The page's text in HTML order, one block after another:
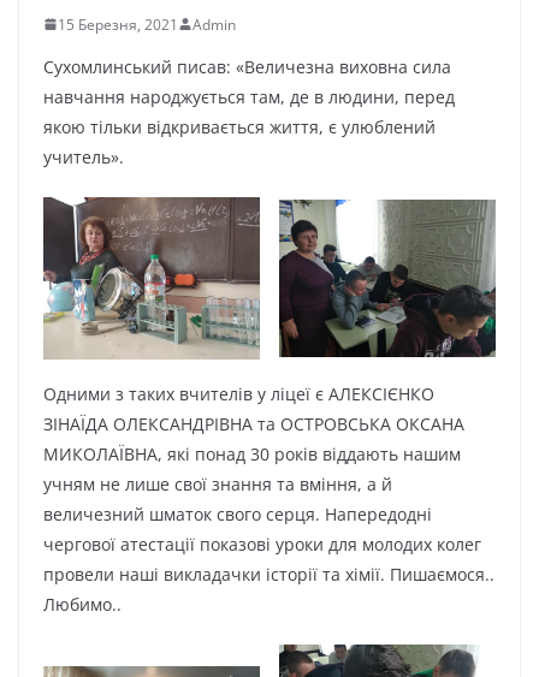
15 Березня, 2021 Admin
Сухомлинський писав: «Величезна виховна сила
навчання народжується там, де в людини, перед
якою тільки відкривається життя, є улюблений
учитель».
Одними з таких вчителів у ліцеї є АЛЕКСІЄНКО
ЗІНАЇДА ОЛЕКСАНДРІВНА та ОСТРОВСЬКА ОКСАНА
МИКОЛАЇВНА, які понад 30 років віддають нашим
учням не лише свої знання та вміння, а й
величезний шматок свого серця. Напередодні
чергової атестації показові уроки для молодих колег
провели наші викладачки історії та хімії. Пишаємося..
Любимо..